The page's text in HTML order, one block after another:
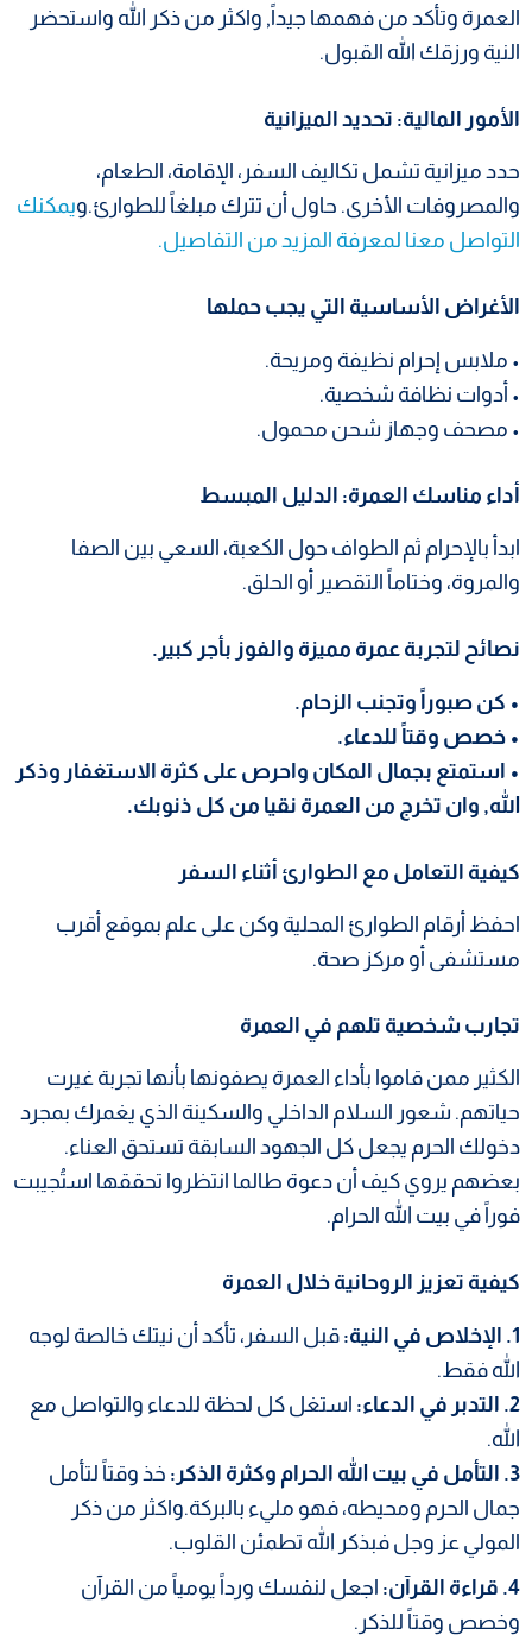
العمرة وتأكد من فهمها جيداً, واكثر من ذكر الله واستحضر
النية ورزقك الله القبول.
الأمور المالية: تحديد الميزانية
حدد ميزانية تشمل تكاليف السفر، الإقامة، الطعام،
والمصروفات الأخرى. حاول أن تترك مبلغاً للطوارئ.ويمكنك
التواصل معنا لمعرفة المزيد من التفاصيل.
الأغراض الأساسية التي يجب حملها
• ملابس إحرام نظيفة ومريحة.
• أدوات نظافة شخصية.
• مصحف وجهاز شحن محمول.
أداء مناسك العمرة: الدليل المبسط
ابدأ بالإحرام ثم الطواف حول الكعبة، السعي بين الصفا
والمروة، وختاماً التقصير أو الحلق.
نصائح لتجربة عمرة مميزة والفوز بأجر كبير.
• كن صبوراً وتجنب الزحام.
• خصص وقتاً للدعاء.
• استمتع بجمال المكان واحرص على كثرة الاستغفار وذكر
الله, وان تخرج من العمرة نقيا من كل ذنوبك.
كيفية التعامل مع الطوارئ أثناء السفر
احفظ أرقام الطوارئ المحلية وكن على علم بموقع أقرب
مستشفى أو مركز صحة.
تجارب شخصية تلهم في العمرة
الكثير ممن قاموا بأداء العمرة يصفونها بأنها تجربة غيرت
حياتهم. شعور السلام الداخلي والسكينة الذي يغمرك بمجرد
دخولك الحرم يجعل كل الجهود السابقة تستحق العناء.
بعضهم يروي كيف أن دعوة طالما انتظروا تحققها استُجيبت
فوراً في بيت الله الحرام.
كيفية تعزيز الروحانية خلال العمرة
1. الإخلاص في النية:
قبل السفر، تأكد أن نيتك خالصة لوجه
الله فقط.
2. التدبر في الدعاء:
استغل كل لحظة للدعاء والتواصل مع
الله.
3. التأمل في بيت الله الحرام وكثرة الذكر:
خذ وقتاً لتأمل
جمال الحرم ومحيطه، فهو مليء بالبركة.واكثر من ذكر
المولي عز وجل فبذكر الله تطمئن القلوب.
4. قراءة القرآن:
اجعل لنفسك ورداً يومياً من القرآن
وخصص وقتاً للذكر.